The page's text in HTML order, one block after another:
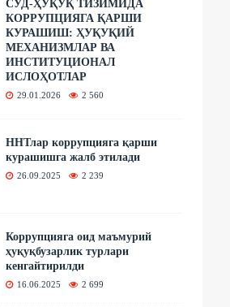
СУД-ҲУҚУҚ ТИЗИМИДА
КОРРУПЦИЯГА ҚАРШИ
КУРАШИШ: ҲУҚУҚИЙ
МЕХАНИЗМЛАР ВА
ИНСТИТУЦИОНАЛ
ИСЛОҲОТЛАР
29.01.2026 2 560
ННТлар коррупцияга қарши
курашишга жалб этилади
26.09.2025 2 239
Коррупцияга оид маъмурий
ҳуқуқбузарлик турлари
кенгайтирилди
16.06.2025 2 699